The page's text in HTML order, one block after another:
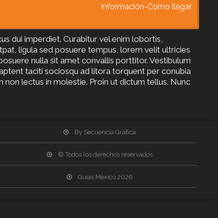
Información-Como llegar
dui imperdiet. Curabitur vel enim lobortis,
ligula sed posuere tempus, lorem velit ultricies
nulla sit amet convallis porttitor. Vestibulum
taciti sociosqu ad litora torquent per conubia
lectus in molestie. Proin ut dictum tellus. Nunc
By Secuencia Grafica
© Todos los derechos reservados
Guías Mexico 2026